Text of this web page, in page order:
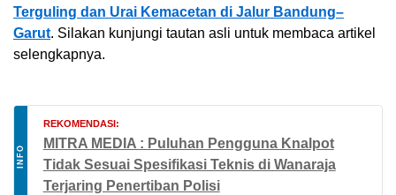
Terguling dan Urai Kemacetan di Jalur Bandung–
Garut. Silakan kunjungi tautan asli untuk membaca artikel
selengkapnya.
INFO
REKOMENDASI:
MITRA MEDIA : Puluhan Pengguna Knalpot
Tidak Sesuai Spesifikasi Teknis di Wanaraja
Terjaring Penertiban Polisi